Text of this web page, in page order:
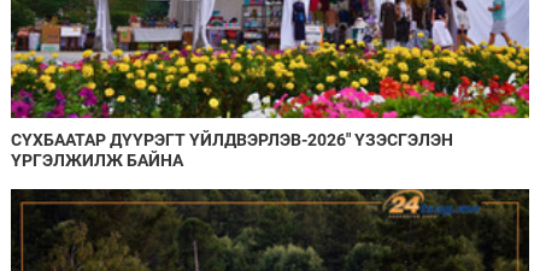
СҮХБААТАР ДҮҮРЭГТ ҮЙЛДВЭРЛЭВ-2026" ҮЗЭСГЭЛЭН
ҮРГЭЛЖИЛЖ БАЙНА